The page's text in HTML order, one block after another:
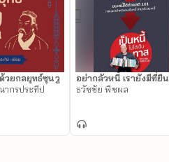
วยกลยุทธ์ซุนวู
ากรประทีป
อย่ากลัวหนี้ เรายังมีที่ยืน
ธวัชชัย พืชผล